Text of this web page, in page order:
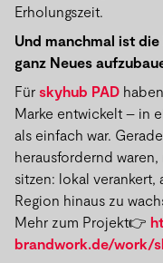
Erholungszeit.
Und manchmal ist
ganz Neues
Für skyhub PAD
Marke entwickelt – in
als einfach war.
herausfordernd
sitzen: lokal
Region hinaus zu
Mehr zum Projekt👉
brandwork.de/work/